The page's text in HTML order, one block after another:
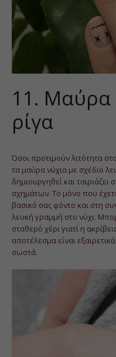
11. Μαύρα
ρίγα
Όσοι προτιμούν λιτότητα
τα μαύρα νύχια με σχέδιο
δημιουργηθεί και
σχημάτων. Το μόνο που
βασικό σας φόντο και στη
λευκή γραμμή στο νύχι.
σταθερό χέρι γιατί η
αποτέλεσμα είναι
σωστά.